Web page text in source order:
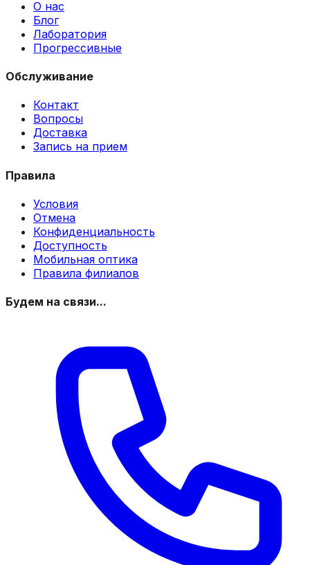
О нас
Блог
Лаборатория
Прогрессивные
Обслуживание
Контакт
Вопросы
Доставка
Запись на прием
Правила
Условия
Отмена
Конфиденциальность
Доступность
Мобильная оптика
Правила филиалов
Будем на связи...